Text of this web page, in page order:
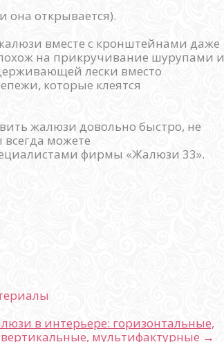
она открывается).
вместе с кронштейнами даже
на прикручивание шурупами и
лески вместо
которые клеятся
жалюзи довольно быстро, не
можете
фирмы «Жалюзи 33».
в интерьере: горизонтальные,
вертикальные, мультифактурные →